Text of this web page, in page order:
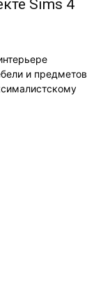
Sims 4
и предметов